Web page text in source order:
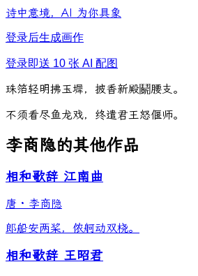
诗中意境，AI 为你具象
登录后生成画作
登录即送 10 张 AI 配图
珠箔轻明拂玉墀， 披香新殿鬬腰支。
不须看尽鱼龙戏， 终遣君王怒偃师。
李商隐的其他作品
相和歌辞 江南曲
唐 · 李商隐
郎船安两桨，侬舸动双桡。
相和歌辞 王昭君